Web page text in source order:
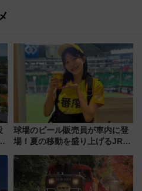
球場のビール販売員が車内に登
場！夏の移動を盛り上げるJR九
月7日限定 ソフトバンクホーク
スとコラボ